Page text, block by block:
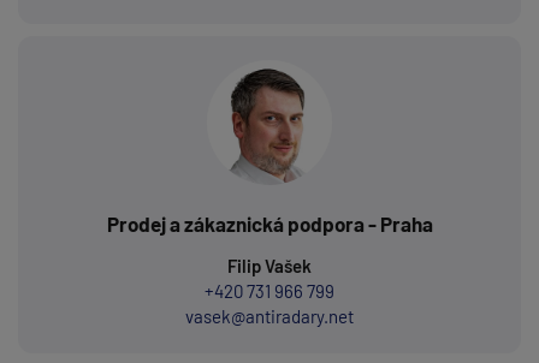
Prodej a zákaznická podpora - Praha
Filip Vašek
+420 731 966 799
vasek@antiradary.net